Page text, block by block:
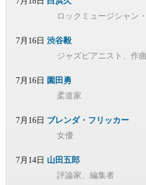
ロックミュージシャン
7月16日 渋谷毅
ジャズピアニスト、作
7月16日 園田勇
柔道家
7月16日 ブレンダ・フリッカー
女優
7月14日 山田五郎
評論家、編集者